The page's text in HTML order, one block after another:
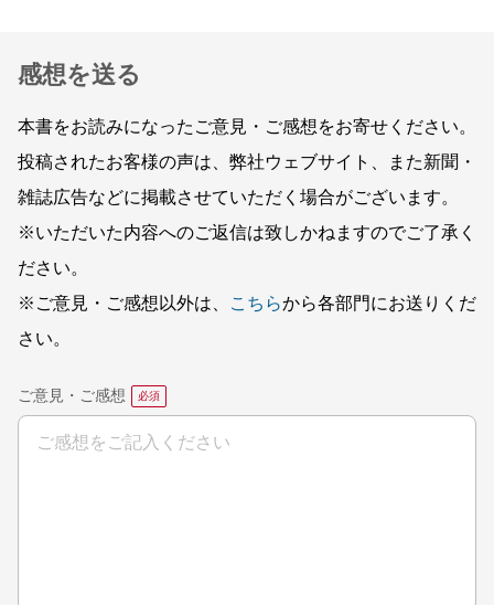
感想を送る
本書をお読みになったご意見・ご感想をお寄せください。
投稿されたお客様の声は、弊社ウェブサイト、また新聞・
雑誌広告などに掲載させていただく場合がございます。
※いただいた内容へのご返信は致しかねますのでご了承く
ださい。
※ご意見・ご感想以外は、
こちらから各部門にお送りくだ
さい。
ご意見・ご感想